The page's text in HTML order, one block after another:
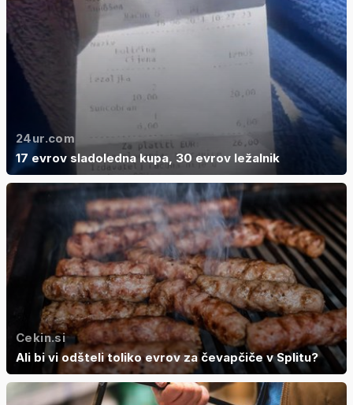
24ur.com
17 evrov sladoledna kupa, 30 evrov ležalnik
Cekin.si
Ali bi vi odšteli toliko evrov za čevapčiče v Splitu?